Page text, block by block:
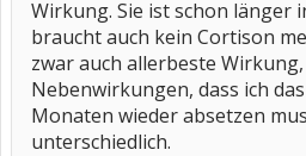
Wirkung. Sie ist schon länger
braucht auch kein Cortison
zwar auch allerbeste
Nebenwirkungen, dass ich
Monaten wieder absetzen
unterschiedlich.